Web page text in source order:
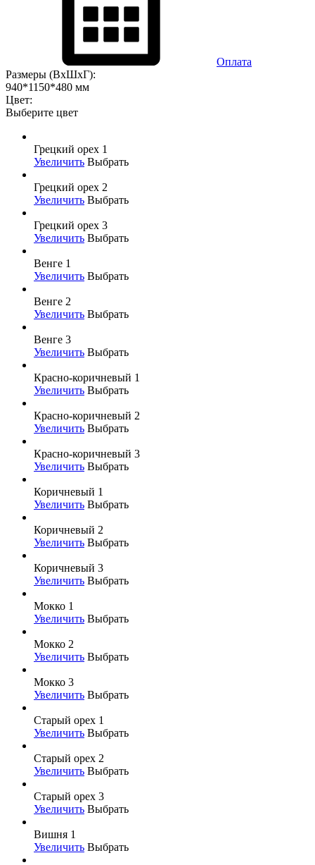
Оплата
Размеры (ВхШхГ):
940*1150*480 мм
Цвет:
Выберите цвет
Грецкий орех 1
Увеличить Выбрать
Грецкий орех 2
Увеличить Выбрать
Грецкий орех 3
Увеличить Выбрать
Венге 1
Увеличить Выбрать
Венге 2
Увеличить Выбрать
Венге 3
Увеличить Выбрать
Красно-коричневый 1
Увеличить Выбрать
Красно-коричневый 2
Увеличить Выбрать
Красно-коричневый 3
Увеличить Выбрать
Коричневый 1
Увеличить Выбрать
Коричневый 2
Увеличить Выбрать
Коричневый 3
Увеличить Выбрать
Мокко 1
Увеличить Выбрать
Мокко 2
Увеличить Выбрать
Мокко 3
Увеличить Выбрать
Старый орех 1
Увеличить Выбрать
Старый орех 2
Увеличить Выбрать
Старый орех 3
Увеличить Выбрать
Вишня 1
Увеличить Выбрать